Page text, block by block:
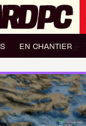
EN CHANTIER